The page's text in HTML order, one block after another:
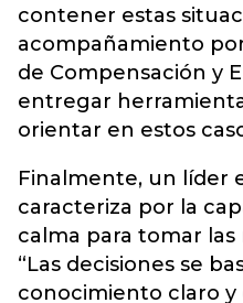
contener estas
acompañamiento
de Compensación y
entregar
orientar en estos
Finalmente, un líder
caracteriza por la
calma para tomar las
“Las decisiones se
conocimiento claro